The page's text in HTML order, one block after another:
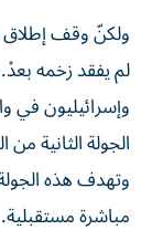
ولكنّ وقف إطلاق
لم يفقد زخمه
الجولة الثانية
وتهدف هذه
مباشرة مستقبلية.